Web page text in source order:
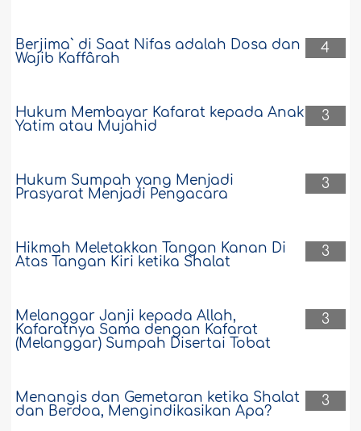
4
Berjima` di Saat Nifas adalah Dosa dan
Wajib Kaffârah
3
Hukum Membayar Kafarat kepada Anak
Yatim atau Mujahid
3
Hukum Sumpah yang Menjadi
Prasyarat Menjadi Pengacara
3
Hikmah Meletakkan Tangan Kanan Di
Atas Tangan Kiri ketika Shalat
3
Melanggar Janji kepada Allah,
Kafaratnya Sama dengan Kafarat
(Melanggar) Sumpah Disertai Tobat
3
Menangis dan Gemetaran ketika Shalat
dan Berdoa, Mengindikasikan Apa?